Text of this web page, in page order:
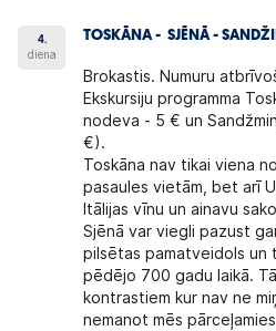
4.
diena
TOSKĀNA - SJĒNĀ -
Brokastis. Numuru
Ekskursiju programma
nodeva - 5 € un
€).
Toskāna nav tikai viena
pasaules vietām, bet arī
Itālijas vīnu un ainavu
Sjēnāvar viegli pazust
pilsētas pamatveidols un
pēdējo 700 gadu laikā.
kontrastiem kur nav ne
nemanot mēs